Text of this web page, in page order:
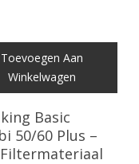
Toevoegen Aan
Winkelwagen
Basic
50/60 Plus –